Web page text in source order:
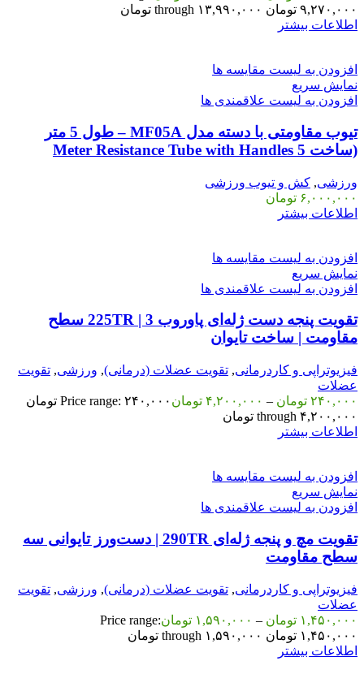
۹,۲۷۰,۰۰۰ تومان through ۱۳,۹۹۰,۰۰۰ تومان
اطلاعات بیشتر
افزودن به لیست مقایسه ها
نمایش سریع
افزودن به لیست علاقمندی ها
تیوب مقاومتی با دسته مدل MF05A – طول 5 متر
(ساخت 5 Meter Resistance Tube with Handles
ورزشی, کش و تیوب ورزشی
۶,۰۰۰,۰۰۰ تومان
اطلاعات بیشتر
افزودن به لیست مقایسه ها
نمایش سریع
افزودن به لیست علاقمندی ها
تقویت پنجه دست ژله‌ای پاوروب 225TR | 3 سطح
مقاومت | ساخت تایوان
فیزیوتراپی و کاردرمانی, تقویت عضلات (درمانی), ورزشی, تقویت
عضلات
۲۴۰,۰۰۰ تومان – ۴,۲۰۰,۰۰۰ تومان
Price range: ۲۴۰,۰۰۰ تومان
through ۴,۲۰۰,۰۰۰ تومان
اطلاعات بیشتر
افزودن به لیست مقایسه ها
نمایش سریع
افزودن به لیست علاقمندی ها
تقویت مچ و پنجه ژله‌ای 290TR | دست‌ورز تایوانی سه
سطح مقاومت
فیزیوتراپی و کاردرمانی, تقویت عضلات (درمانی), ورزشی, تقویت
عضلات
۱,۴۵۰,۰۰۰ تومان – ۱,۵۹۰,۰۰۰ تومانPrice range:
۱,۴۵۰,۰۰۰ تومان through ۱,۵۹۰,۰۰۰ تومان
اطلاعات بیشتر